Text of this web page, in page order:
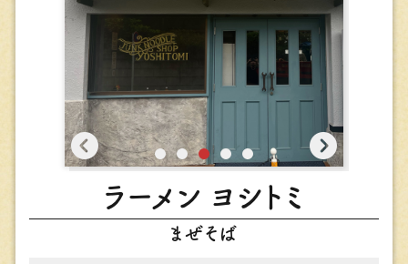
ラーメン ヨシトミ
まぜそば